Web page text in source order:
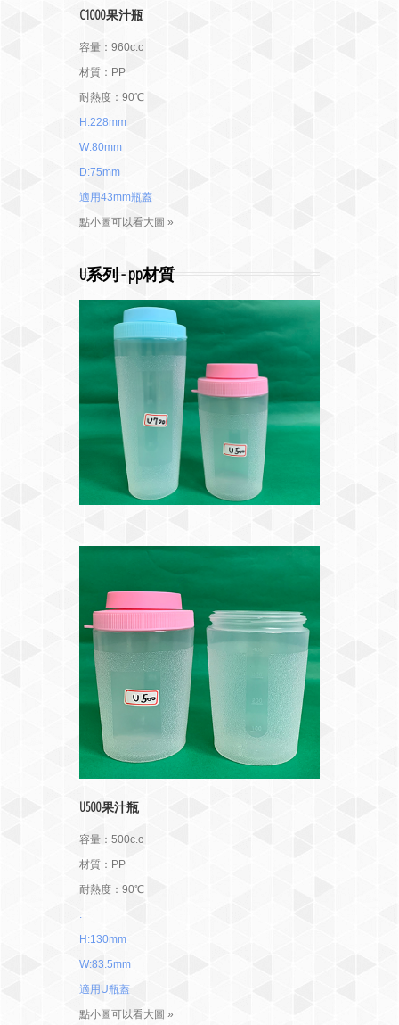
C1000果汁瓶
容量：960c.c
材質：PP
耐熱度：90℃
H:228mm
W:80mm
D:75mm
適用43mm瓶蓋
點小圖可以看大圖 »
U系列 - pp材質
U500果汁瓶
容量：500c.c
材質：PP
耐熱度：90℃
.
H:130mm
W:83.5mm
適用U瓶蓋
點小圖可以看大圖 »